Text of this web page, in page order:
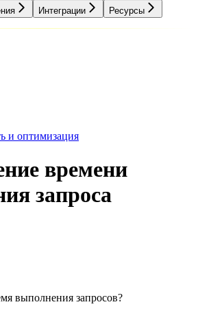
Интеграции Ресурсы
и оптимизация
времени
запроса
выполнения запросов?